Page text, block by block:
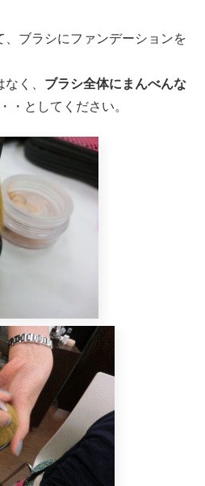
ブラシにファンデーションを
く、 ブラシ全体にまんべんな
・としてください。